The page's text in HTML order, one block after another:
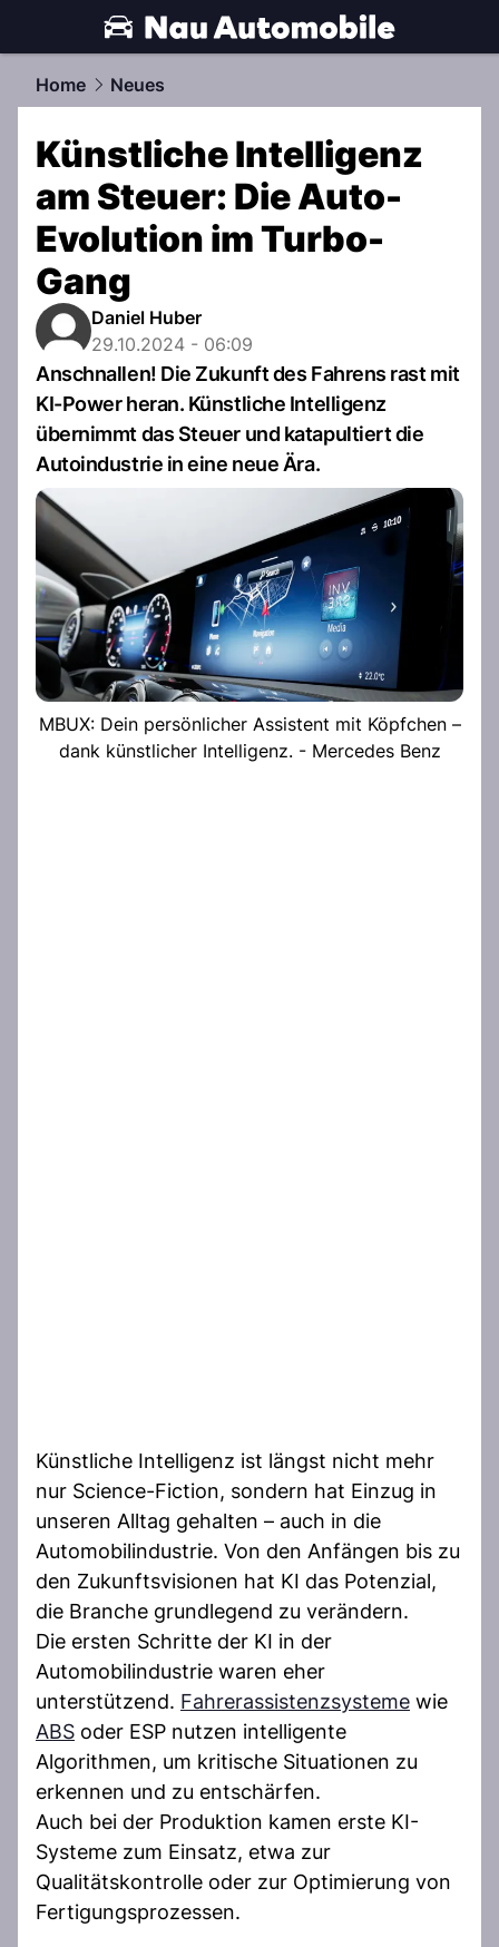
automobile.NAU.ch
Home Neues
Künstliche Intelligenz
am Steuer: Die Auto-
Evolution im Turbo-
Gang
Daniel Huber
29.10.2024 - 06:09
Anschnallen! Die Zukunft des Fahrens rast mit
KI-Power heran. Künstliche Intelligenz
übernimmt das Steuer und katapultiert die
Autoindustrie in eine neue Ära.
MBUX: Dein persönlicher Assistent mit Köpfchen –
dank künstlicher Intelligenz. - Mercedes Benz
Künstliche Intelligenz ist längst nicht mehr
nur Science-Fiction, sondern hat Einzug in
unseren Alltag gehalten – auch in die
Automobilindustrie. Von den Anfängen bis zu
den Zukunftsvisionen hat KI das Potenzial,
die Branche grundlegend zu verändern.
Die ersten Schritte der KI in der
Automobilindustrie waren eher
unterstützend. Fahrerassistenzsysteme wie
ABS oder ESP nutzen intelligente
Algorithmen, um kritische Situationen zu
erkennen und zu entschärfen.
Auch bei der Produktion kamen erste KI-
Systeme zum Einsatz, etwa zur
Qualitätskontrolle oder zur Optimierung von
Fertigungsprozessen.